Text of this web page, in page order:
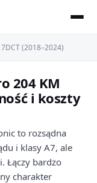
(2018–2024)
204 KM
i koszty
to rozsądna
i klasy A7, ale
Łączy bardzo
charakter